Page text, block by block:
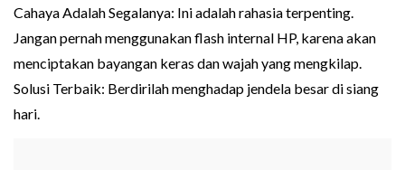
Cahaya Adalah Segalanya: Ini adalah rahasia terpenting.
Jangan pernah menggunakan flash internal HP, karena akan
menciptakan bayangan keras dan wajah yang mengkilap.
Solusi Terbaik: Berdirilah menghadap jendela besar di siang
hari.